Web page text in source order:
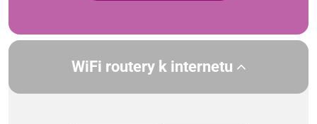
WiFi routery k internetu